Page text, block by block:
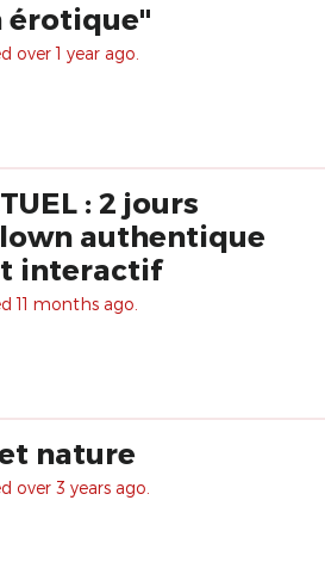
érotique"
over 1 year ago.
: 2 jours
authentique
interactif
11 months ago.
nature
over 3 years ago.